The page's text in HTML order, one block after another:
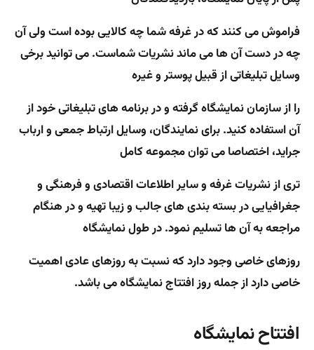
فراموش می کنند که در غرفه شما چه کالایی بوده است ولی آن
چه در دست آن ها می ماند نشریات شماست. می توانید برخی
وسایل تبلیغاتی از قبیل پوستر و غیره
را از سازمان نمایشگاه گرفته و در برنامه های تبلیغاتی خود از
آن استفاده کنید. برای نمایندگان، وسایل ارتباط جمعی و ارباب
جراید، اختصاصا می توان مجموعه کامل
تری از نشریات غرفه و سایر اطلاعات اقتصادی و فرهنگی و
جغرافیایی در بسته بندی های جالب و زیبا تهیه و در هنگام
مراجعه به آن ها تسلیم نمود. در طول نمایشگاه
روزهای خاصی وجود دارد که نسبت به روزهای عادی اهمیت
خاصی دارد از جمله روز افتتاج نمایشگاه می باشد.
افتتاح نمایشگاه